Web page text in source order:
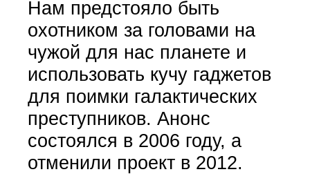
Нам предстояло быть
охотником за головами на
чужой для нас планете и
использовать кучу гаджетов
для поимки галактических
преступников. Анонс
состоялся в 2006 году, а
отменили проект в 2012.